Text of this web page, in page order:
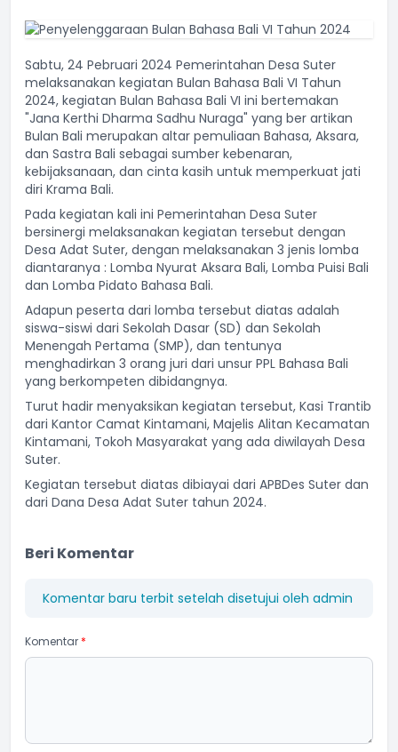
Sabtu, 24 Pebruari 2024 Pemerintahan Desa Suter
melaksanakan kegiatan Bulan Bahasa Bali VI Tahun
2024, kegiatan Bulan Bahasa Bali VI ini bertemakan
"Jana Kerthi Dharma Sadhu Nuraga" yang ber artikan
Bulan Bali merupakan altar pemuliaan Bahasa, Aksara,
dan Sastra Bali sebagai sumber kebenaran,
kebijaksanaan, dan cinta kasih untuk memperkuat jati
diri Krama Bali.
Pada kegiatan kali ini Pemerintahan Desa Suter
bersinergi melaksanakan kegiatan tersebut dengan
Desa Adat Suter, dengan melaksanakan 3 jenis lomba
diantaranya : Lomba Nyurat Aksara Bali, Lomba Puisi Bali
dan Lomba Pidato Bahasa Bali.
Adapun peserta dari lomba tersebut diatas adalah
siswa-siswi dari Sekolah Dasar (SD) dan Sekolah
Menengah Pertama (SMP), dan tentunya
menghadirkan 3 orang juri dari unsur PPL Bahasa Bali
yang berkompeten dibidangnya.
Turut hadir menyaksikan kegiatan tersebut, Kasi Trantib
dari Kantor Camat Kintamani, Majelis Alitan Kecamatan
Kintamani, Tokoh Masyarakat yang ada diwilayah Desa
Suter.
Kegiatan tersebut diatas dibiayai dari APBDes Suter dan
dari Dana Desa Adat Suter tahun 2024.
Beri Komentar
Komentar baru terbit setelah disetujui oleh admin
Komentar *